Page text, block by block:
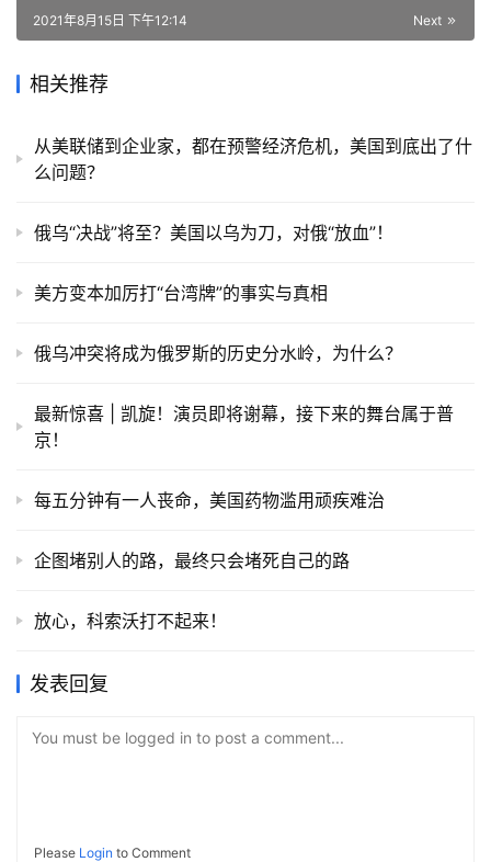
Next
2021年8月15日 下午12:14
相关推荐
从美联储到企业家，都在预警经济危机，美国到底出了什
么问题？
俄乌“决战”将至？美国以乌为刀，对俄“放血”！
美方变本加厉打“台湾牌”的事实与真相
俄乌冲突将成为俄罗斯的历史分水岭，为什么？
最新惊喜 | 凯旋！演员即将谢幕，接下来的舞台属于普
京！
每五分钟有一人丧命，美国药物滥用顽疾难治
企图堵别人的路，最终只会堵死自己的路
放心，科索沃打不起来！
发表回复
You must be logged in to post a comment...
Please Login to Comment